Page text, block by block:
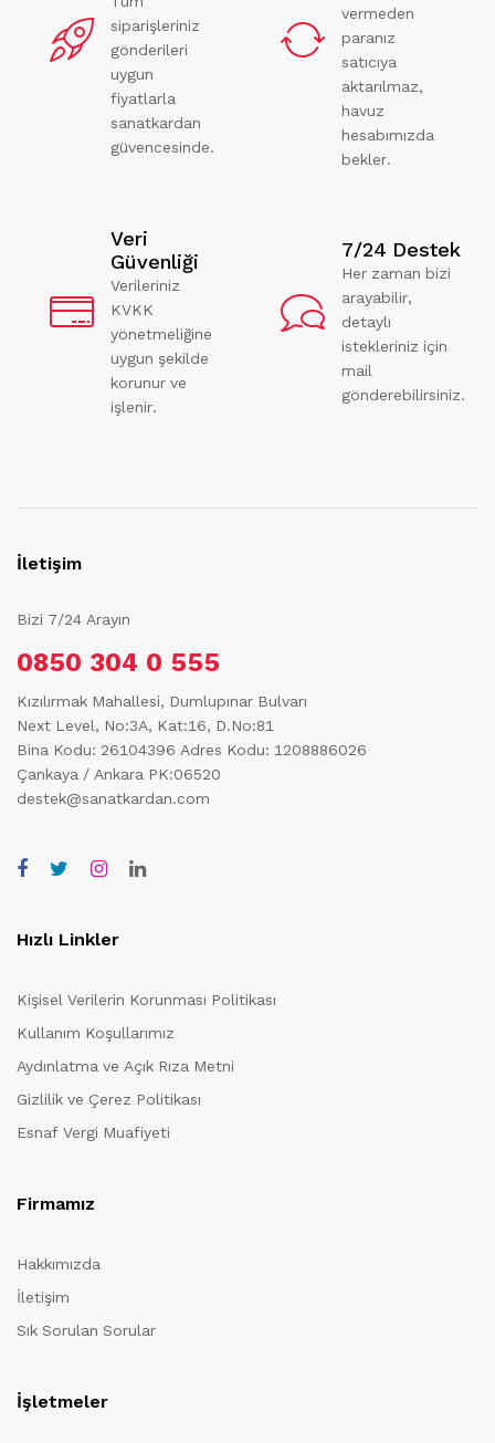
siparişleriniz
gönderileri
uygun
fiyatlarla
sanatkardan
güvencesinde.
vermeden
paranız
satıcıya
aktarılmaz,
havuz
hesabımızda
bekler.
Veri
Güvenliği
Verileriniz
KVKK
yönetmeliğine
uygun şekilde
korunur ve
işlenir.
7/24 Destek
Her zaman bizi
arayabilir,
detaylı
istekleriniz için
mail
gönderebilirsiniz.
İletişim
Bizi 7/24 Arayın
0850 304 0 555
Kızılırmak Mahallesi, Dumlupınar Bulvarı
Next Level, No:3A, Kat:16, D.No:81
Bina Kodu: 26104396 Adres Kodu: 1208886026
Çankaya / Ankara PK:06520
destek@sanatkardan.com
Hızlı Linkler
Kişisel Verilerin Korunması Politikası
Kullanım Koşullarımız
Aydınlatma ve Açık Rıza Metni
Gizlilik ve Çerez Politikası
Esnaf Vergi Muafiyeti
Firmamız
Hakkımızda
İletişim
Sık Sorulan Sorular
İşletmeler